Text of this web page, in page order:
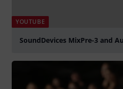
YOUTUBE
SoundDevices MixPre-3 and